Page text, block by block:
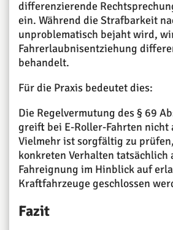
differenzierende
ein. Während die Strafbarkeit
unproblematisch bejaht wird,
Fahrerlaubnisentziehung
behandelt.
Für die Praxis bedeutet dies:
Die Regelvermutung des § 69
greift bei E-Roller-Fahrten nicht
Vielmehr ist sorgfältig zu
konkreten Verhalten tatsächlich
Fahreignung im Hinblick auf
Kraftfahrzeuge geschlossen
Fazit